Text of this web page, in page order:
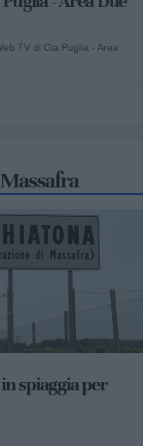
TV di Cia Puglia - Area
un aiuto per